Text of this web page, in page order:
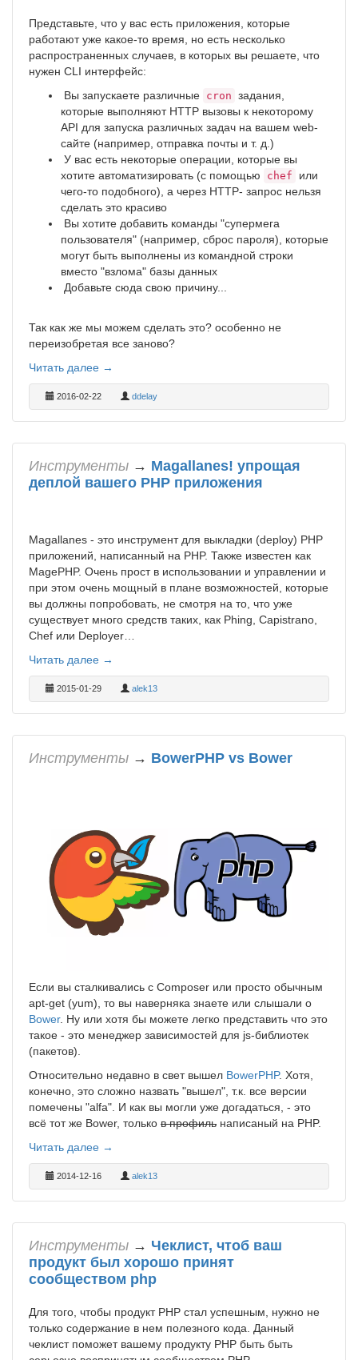
Представьте, что у вас есть приложения, которые
работают уже какое-то время, но есть несколько
распространенных случаев, в которых вы решаете, что
нужен CLI интерфейс:
Вы запускаете различные cron задания,
которые выполняют HTTP вызовы к некоторому
API для запуска различных задач на вашем web-
сайте (например, отправка почты и т. д.)
У вас есть некоторые операции, которые вы
хотите автоматизировать (с помощью
chef
или
чего-то подобного), а через HTTP- запрос нельзя
сделать это красиво
Вы хотите добавить команды "супермега
пользователя" (например, сброс пароля), которые
могут быть выполнены из командной строки
вместо "взлома" базы данных
Добавьте сюда свою причину...
Так как же мы можем сделать это? особенно не
переизобретая все заново?
Читать далее →
2016-02-22 ddelay
Инструменты → Magallanes! упрощая
деплой вашего PHP приложения
Magallanes - это инструмент для выкладки (deploy) PHP
приложений, написанный на PHP. Также известен как
MagePHP. Очень прост в использовании и управлении и
при этом очень мощный в плане возможностей, которые
вы должны попробовать, не смотря на то, что уже
существует много средств таких, как Phing, Capistrano,
Chef или Deployer…
Читать далее →
2015-01-29 alek13
Инструменты → BowerPHP vs Bower
Если вы сталкивались с Composer или просто обычным
apt-get (yum), то вы наверняка знаете или слышали о
Bower. Ну или хотя бы можете легко представить что это
такое - это менеджер зависимостей для js-библиотек
(пакетов).
Относительно недавно в свет вышел BowerPHP. Хотя,
конечно, это сложно назвать "вышел", т.к. все версии
помечены "alfa". И как вы могли уже догадаться, - это
всё тот же Bower, только в профиль написаный на PHP.
Читать далее →
2014-12-16 alek13
Инструменты → Чеклист, чтоб ваш
продукт был хорошо принят
сообществом php
Для того, чтобы продукт PHP стал успешным, нужно не
только содержание в нем полезного кода. Данный
чеклист поможет вашему продукту PHP быть быть